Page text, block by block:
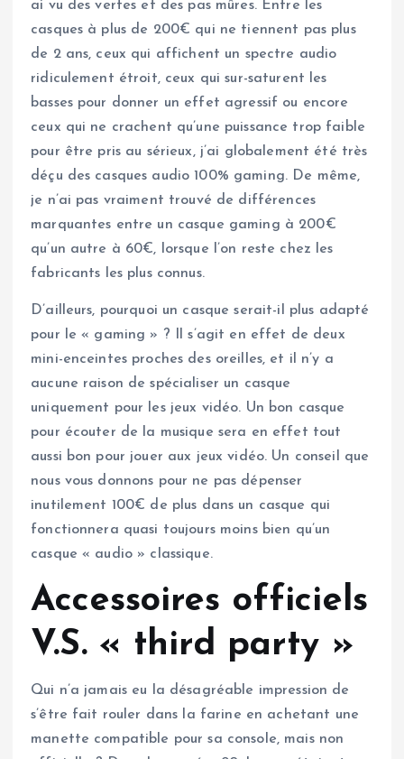
ai vu des vertes et des pas mûres. Entre les
casques à plus de 200€ qui ne tiennent pas plus
de 2 ans, ceux qui affichent un spectre audio
ridiculement étroit, ceux qui sur-saturent les
basses pour donner un effet agressif ou encore
ceux qui ne crachent qu’une puissance trop faible
pour être pris au sérieux, j’ai globalement été très
déçu des casques audio 100% gaming. De même,
je n’ai pas vraiment trouvé de différences
marquantes entre un casque gaming à 200€
qu’un autre à 60€, lorsque l’on reste chez les
fabricants les plus connus.
D’ailleurs, pourquoi un casque serait-il plus adapté
pour le « gaming » ? Il s’agit en effet de deux
mini-enceintes proches des oreilles, et il n’y a
aucune raison de spécialiser un casque
uniquement pour les jeux vidéo. Un bon casque
pour écouter de la musique sera en effet tout
aussi bon pour jouer aux jeux vidéo. Un conseil que
nous vous donnons pour ne pas dépenser
inutilement 100€ de plus dans un casque qui
fonctionnera quasi toujours moins bien qu’un
casque « audio » classique.
Accessoires officiels
V.S. « third party »
Qui n’a jamais eu la désagréable impression de
s’être fait rouler dans la farine en achetant une
manette compatible pour sa console, mais non